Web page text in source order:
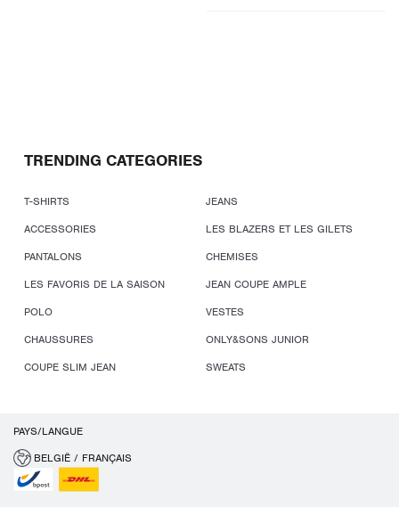
TRENDING CATEGORIES
T-SHIRTS
JEANS
ACCESSORIES
LES BLAZERS ET LES GILETS
PANTALONS
CHEMISES
LES FAVORIS DE LA SAISON
JEAN COUPE AMPLE
POLO
VESTES
CHAUSSURES
ONLY&SONS JUNIOR
COUPE SLIM JEAN
SWEATS
PAYS/LANGUE
BELGIË / FRANÇAIS